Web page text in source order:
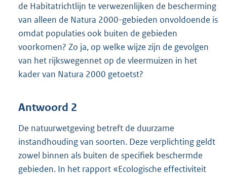
de Habitatrichtlijn te verwezenlijken de bescherming
van alleen de Natura 2000-gebieden onvoldoende is
omdat populaties ook buiten de gebieden
voorkomen? Zo ja, op welke wijze zijn de gevolgen
van het rijkswegennet op de vleermuizen in het
kader van Natura 2000 getoetst?
Antwoord 2
De natuurwetgeving betreft de duurzame
instandhouding van soorten. Deze verplichting geldt
zowel binnen als buiten de specifiek beschermde
gebieden. In het rapport «Ecologische effectiviteit